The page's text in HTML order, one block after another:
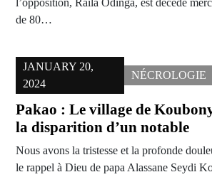
l’opposition, Raila Odinga, est décédé
de 80…
JANUARY 20,
2024
NÉCROLOGIE
Pakao : Le village de
la disparition d’un notable
Nous avons la tristesse et la profonde
le rappel à Dieu de papa Alassane Seydi